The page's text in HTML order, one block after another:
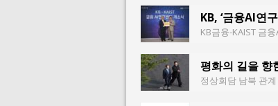
KB, ‘금융AI연
KB금융-KAIST 금
평화의 길을 향
정상회담 남북 관계